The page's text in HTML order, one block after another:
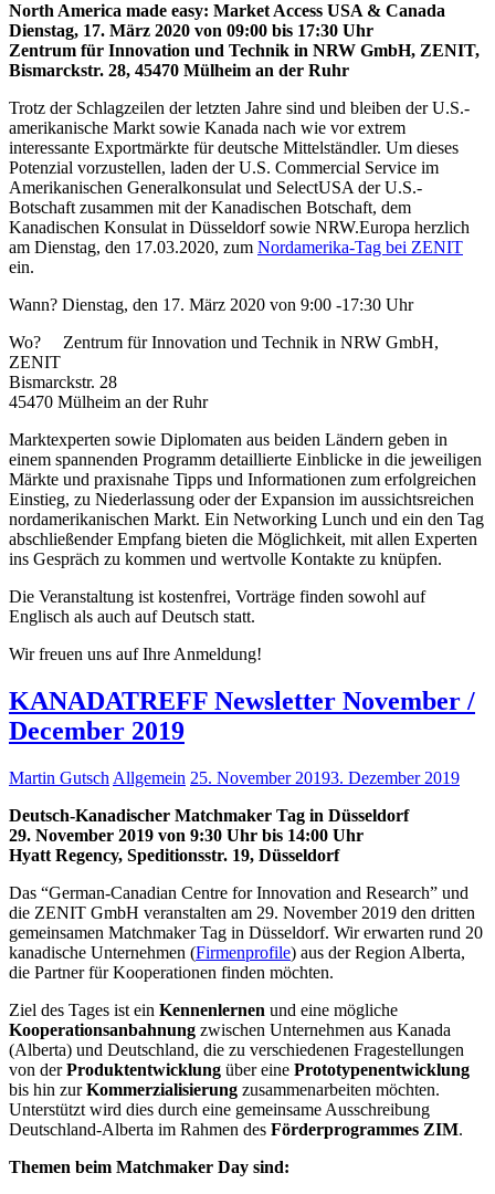
North America made easy: Market Access USA & Canada
Dienstag, 17. März 2020 von 09:00 bis 17:30 Uhr
Zentrum für Innovation und Technik in NRW GmbH, ZENIT,
Bismarckstr. 28, 45470 Mülheim an der Ruhr
Trotz der Schlagzeilen der letzten Jahre sind und bleiben der U.S.-
amerikanische Markt sowie Kanada nach wie vor extrem
interessante Exportmärkte für deutsche Mittelständler. Um dieses
Potenzial vorzustellen, laden der U.S. Commercial Service im
Amerikanischen Generalkonsulat und SelectUSA der U.S.-
Botschaft zusammen mit der Kanadischen Botschaft, dem
Kanadischen Konsulat in Düsseldorf sowie NRW.Europa herzlich
am Dienstag, den 17.03.2020, zum Nordamerika-Tag bei ZENIT
ein.
Wann? Dienstag, den 17. März 2020 von 9:00 -17:30 Uhr
Wo? Zentrum für Innovation und Technik in NRW GmbH,
ZENIT
Bismarckstr. 28
45470 Mülheim an der Ruhr
Marktexperten sowie Diplomaten aus beiden Ländern geben in
einem spannenden Programm detaillierte Einblicke in die jeweiligen
Märkte und praxisnahe Tipps und Informationen zum erfolgreichen
Einstieg, zu Niederlassung oder der Expansion im aussichtsreichen
nordamerikanischen Markt. Ein Networking Lunch und ein den Tag
abschließender Empfang bieten die Möglichkeit, mit allen Experten
ins Gespräch zu kommen und wertvolle Kontakte zu knüpfen.
Die Veranstaltung ist kostenfrei, Vorträge finden sowohl auf
Englisch als auch auf Deutsch statt.
Wir freuen uns auf Ihre Anmeldung!
KANADATREFF Newsletter November /
December 2019
Martin Gutsch Allgemein 25. November 20193. Dezember 2019
Deutsch-Kanadischer Matchmaker Tag in Düsseldorf
29. November 2019 von 9:30 Uhr bis 14:00 Uhr
Hyatt Regency, Speditionsstr. 19, Düsseldorf
Das “German-Canadian Centre for Innovation and Research” und
die ZENIT GmbH veranstalten am 29. November 2019 den dritten
gemeinsamen Matchmaker Tag in Düsseldorf. Wir erwarten rund 20
kanadische Unternehmen (Firmenprofile) aus der Region Alberta,
die Partner für Kooperationen finden möchten.
Ziel des Tages ist ein Kennenlernen und eine mögliche
Kooperationsanbahnung zwischen Unternehmen aus Kanada
(Alberta) und Deutschland, die zu verschiedenen Fragestellungen
von derProduktentwicklung über eine Prototypenentwicklung
bis hin zurKommerzialisierung zusammenarbeiten möchten.
Unterstützt wird dies durch eine gemeinsame Ausschreibung
Deutschland-Alberta im Rahmen des Förderprogrammes ZIM.
Themen beim Matchmaker Day sind: